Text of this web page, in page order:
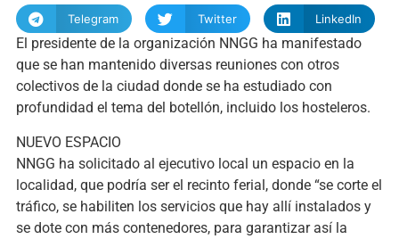
Telegram Twitter LinkedIn
El presidente de la organización NNGG ha manifestado
que se han mantenido diversas reuniones con otros
colectivos de la ciudad donde se ha estudiado con
profundidad el tema del botellón, incluido los hosteleros.
NUEVO ESPACIO
NNGG ha solicitado al ejecutivo local un espacio en la
localidad, que podría ser el recinto ferial, donde “se corte el
tráfico, se habiliten los servicios que hay allí instalados y
se dote con más contenedores, para garantizar así la